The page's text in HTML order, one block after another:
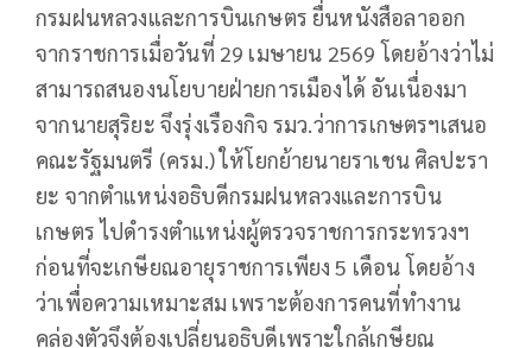
กรมฝนหลวงและการบินเกษตร ยื่นหนังสือลาออก
จากราชการเมื่อวันที่ 29 เมษายน 2569 โดยอ้างว่าไม่
สามารถสนองนโยบายฝ่ายการเมืองได้ อันเนื่องมา
จากนายสุริยะ จึงรุ่งเรืองกิจ รมว.ว่าการเกษตรฯเสนอ
คณะรัฐมนตรี (ครม.) ให้โยกย้ายนายราเชน ศิลปะรา
ยะ จากตำแหน่งอธิบดีกรมฝนหลวงและการบิน
เกษตร ไปดำรงตำแหน่งผู้ตรวจราชการกระทรวงฯ
ก่อนที่จะเกษียณอายุราชการเพียง 5 เดือน โดยอ้าง
ว่าเพื่อความเหมาะสม เพราะต้องการคนที่ทำงาน
คล่องตัวจึงต้องเปลี่ยนอธิบดีเพราะใกล้เกษียณ